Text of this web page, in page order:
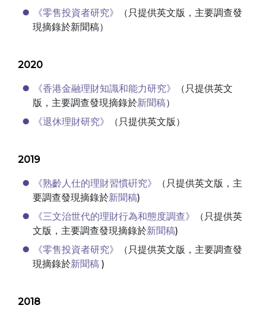
《零售投資者研究》
（只提供英文版，主要調查發
現摘錄於新聞稿）
2020
《香港金融理財知識和能力研究》
（只提供英文
版，主要調查發現摘錄於新聞稿）
《退休理財研究》
（只提供英文版）
2019
《熟齡人仕的理財習慣硏究》
（只提供英文版，主
要調查發現摘錄於新聞稿)
《三文治世代的理財行為和態度調查》
（只提供英
文版，主要調查發現摘錄於新聞稿)
《零售投資者研究》
（只提供英文版，主要調查發
現摘錄於新聞稿 )
2018